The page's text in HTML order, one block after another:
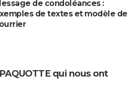
de condoléances :
de textes et modèle de
qui nous ont